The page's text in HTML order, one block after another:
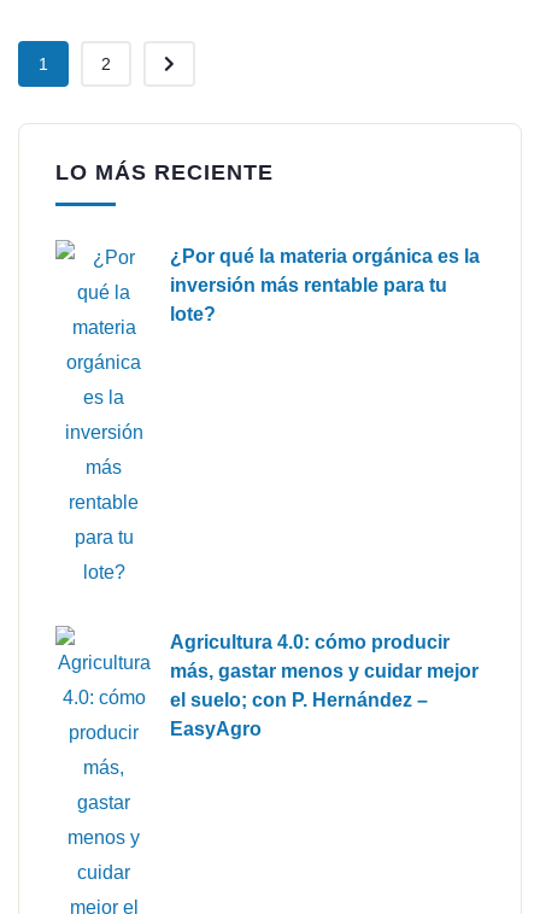
1 2
LO MÁS RECIENTE
¿Por qué la materia orgánica es la
inversión más rentable para tu
lote?
Agricultura 4.0: cómo producir
más, gastar menos y cuidar mejor
el suelo; con P. Hernández –
EasyAgro